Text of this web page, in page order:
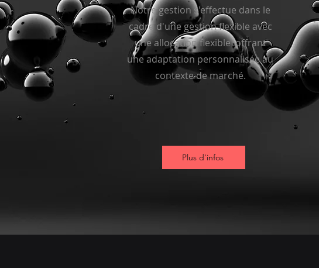
Notre gestion s'effectue dans le
cadre d'une gestion flexible avec
une allocation flexible offrant
une adaptation personnalisée au
contexte de marché.
Plus d'infos